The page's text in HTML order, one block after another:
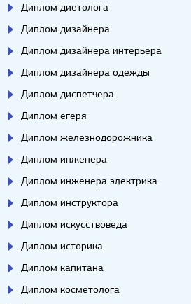
Диплом диетолога
Диплом дизайнера
Диплом дизайнера интерьера
Диплом дизайнера одежды
Диплом диспетчера
Диплом егеря
Диплом железнодорожника
Диплом инженера
Диплом инженера электрика
Диплом инструктора
Диплом искусствоведа
Диплом историка
Диплом капитана
Диплом косметолога